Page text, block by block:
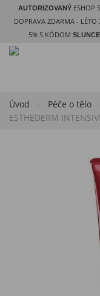
AUTORIZOVANÝ ESHOP
DOPRAVA ZDARMA -
5% S KÓDOM SLUNCE
Úvod
Péče o tělo
ESTHEDERM